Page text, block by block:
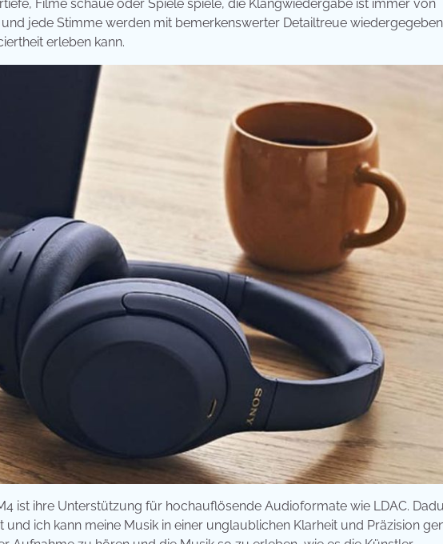
Filme schaue oder Spiele spiele, die Klangwiedergabe ist immer von
jede Stimme werden mit bemerkenswerter Detailtreue
erleben kann.
ist ihre Unterstützung für hochauflösende Audioformate wie LDAC.
ich kann meine Musik in einer unglaublichen Klarheit und Präzision